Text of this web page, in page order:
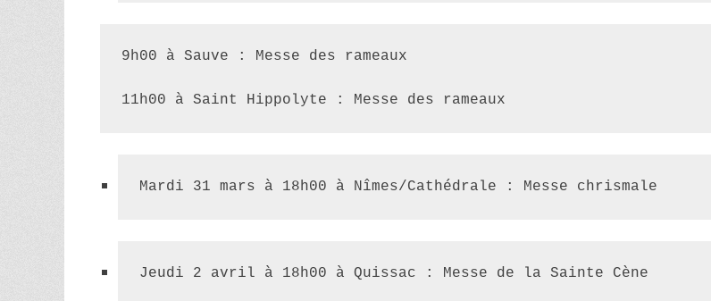
9h00 à Sauve : Messe des rameaux
11h00 à Saint Hippolyte : Messe des rameaux
Mardi 31 mars à 18h00 à Nîmes/Cathédrale : Messe chrismale
Jeudi 2 avril à 18h00 à Quissac : Messe de la Sainte Cène